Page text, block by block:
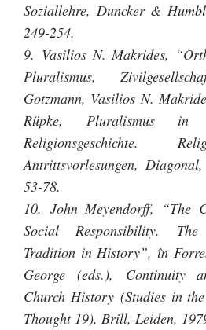
Soziallehre, Duncker &
249-254.
9. Vasilios N. Makrides,
Pluralismus,
Gotzmann, Vasilios N.
Rüpke, Pluralismus in
Religionsgeschichte.
Antrittsvorlesungen,
53-78.
10. John Meyendorff, “The
Social Responsibility.
Tradition in History”, în
George (eds.), Continuity
Church History (Studies in
Thought 19), Brill, Leiden,